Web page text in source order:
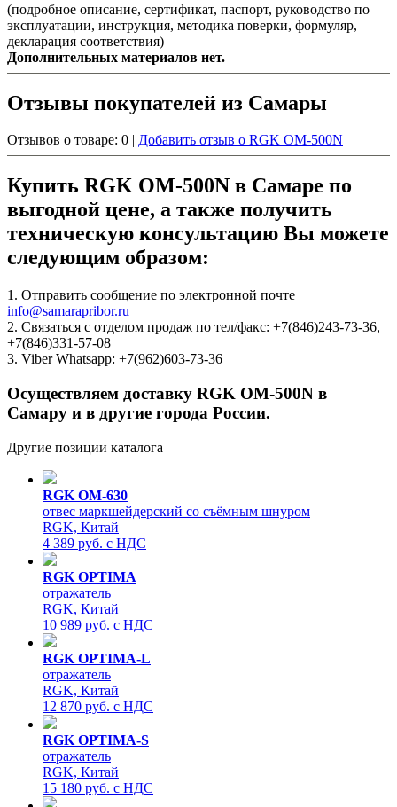
(подробное описание, сертификат, паспорт, руководство по
эксплуатации, инструкция, методика поверки, формуляр,
декларация соответствия)
Дополнительных материалов нет.
Отзывы покупателей из Самары
Отзывов о товаре: 0 | Добавить отзыв о RGK OM-500N
Купить RGK OM-500N в Самаре по
выгодной цене, а также получить
техническую консультацию Вы можете
следующим образом:
1. Отправить сообщение по электронной почте
info@samarapribor.ru
2. Связаться с отделом продаж по тел/факс: +7(846)243-73-36,
+7(846)331-57-08
3. Viber Whatsapp: +7(962)603-73-36
Осуществляем доставку RGK OM-500N в
Самару и в другие города России.
Другие позиции каталога
RGK OM-630
отвес маркшейдерский со съёмным шнуром
RGK, Китай
4 389 руб. с НДС
RGK OPTIMA
отражатель
RGK, Китай
10 989 руб. с НДС
RGK OPTIMA-L
отражатель
RGK, Китай
12 870 руб. с НДС
RGK OPTIMA-S
отражатель
RGK, Китай
15 180 руб. с НДС